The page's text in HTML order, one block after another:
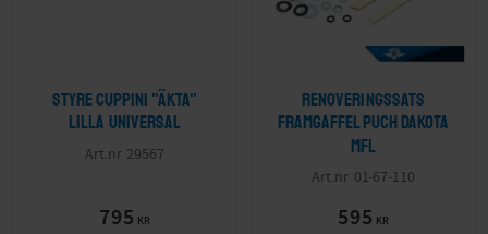
Styre Cuppini "äkta"
lilla Universal
29567
795 KR
Renoveringssats
framgaffel Puch Dakota
mfl
01-67-110
595 KR